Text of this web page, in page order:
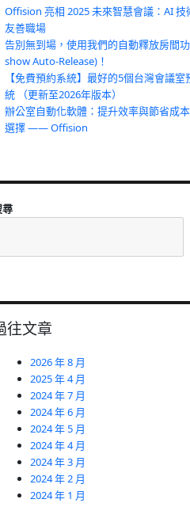
Offision 亮相 2025 未來智慧會議：AI 技
友善職場
告別無到場，使用我們的自動釋放房間
show Auto-Release)！
【免費預約系統】最好的5個台灣會議室
統 （更新至2026年版本）
辦公室自動化軟體：提升效率與節省成
選擇 —— Offision
尋
往文章
2026 年 8 月
2025 年 4 月
2024 年 7 月
2024 年 6 月
2024 年 5 月
2024 年 4 月
2024 年 3 月
2024 年 2 月
2024 年 1 月